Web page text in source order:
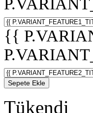
{{
Sepete Ekle
Tükendi